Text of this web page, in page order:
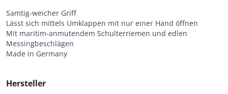
Samtig-weicher Griff
Lässt sich mittels Umklappen mit nur einer Hand öffnen
Mit maritim-anmutendem Schulterriemen und edlen
Messingbeschlägen
Made in Germany
Hersteller